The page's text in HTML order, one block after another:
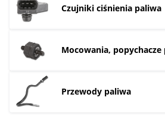
Czujniki ciśnienia paliwa
Mocowania,
Przewody paliwa